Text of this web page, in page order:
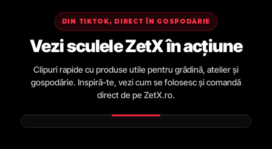
DIN TIKTOK, DIRECT ÎN GOSPODĂRIE
Vezi sculele ZetX în acțiune
Clipuri rapide cu produse utile pentru grădină, atelier și
gospodărie. Inspiră-te, vezi cum se folosesc și comandă
direct de pe ZetX.ro.